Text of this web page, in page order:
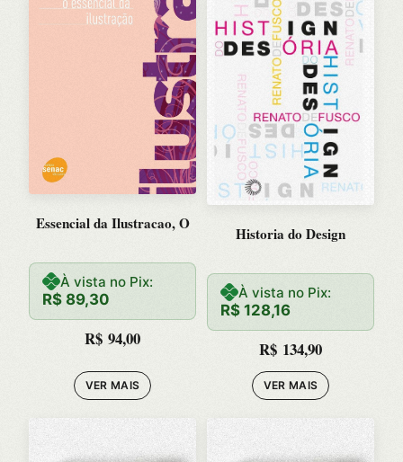
Essencial da Ilustracao, O
À vista no Pix:
R$ 89,30
R$ 94,00
VER MAIS
Historia do Design
À vista no Pix:
R$ 128,16
R$ 134,90
VER MAIS